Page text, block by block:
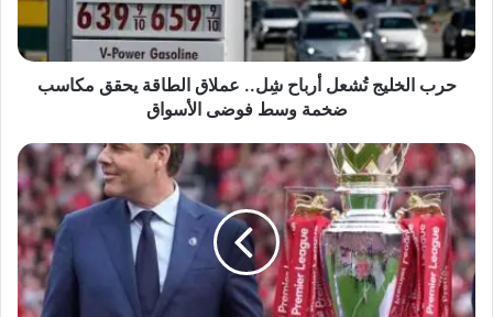
ل
ي
ج
ل
أ
ر
ب
ا
ح
شِ
ل
حرب الخليج تُشعل أرباح شِل.. عملاق الطاقة يحقق مكاسب
ضخمة وسط فوضى الأسواق
م
ف
ا
ج
أ
ة
م